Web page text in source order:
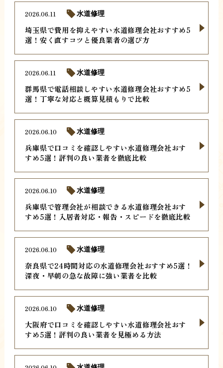
埼玉県で費用を抑えやすい水道修理会社おすすめ5
選！安く直すコツと優良業者の選び方
2026.06.11 水道修理
群馬県で電話相談しやすい水道修理会社おすすめ5
選！丁寧な対応と概算見積もりで比較
2026.06.11 水道修理
兵庫県で口コミを確認しやすい水道修理会社おす
すめ5選！評判の良い業者を徹底比較
2026.06.10 水道修理
兵庫県で管理会社が相談できる水道修理会社おす
すめ5選！入居者対応・報告・スピードを徹底比較
2026.06.10 水道修理
奈良県で24時間対応の水道修理会社おすすめ5選！
深夜・早朝の急な故障に強い業者を比較
2026.06.10 水道修理
大阪府で口コミを確認しやすい水道修理会社おす
すめ5選！評判の良い業者を見極める方法
2026.06.10 水道修理